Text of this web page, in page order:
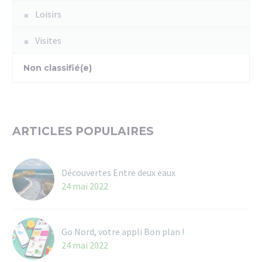
Loisirs
Visites
Non classifié(e)
ARTICLES POPULAIRES
Découvertes Entre deux eaux
24 mai 2022
Go Nord, votre appli Bon plan !
24 mai 2022